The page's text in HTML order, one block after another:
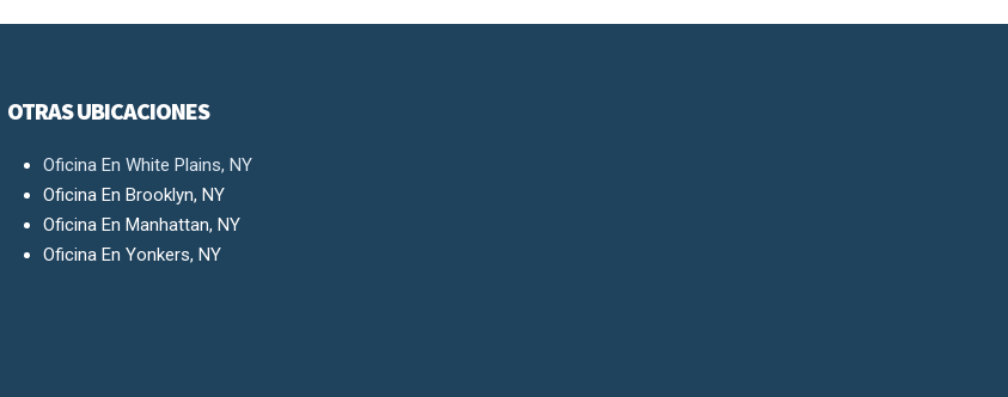
OTRAS UBICACIONES
Oficina En White Plains, NY
Oficina En Brooklyn, NY
Oficina En Manhattan, NY
Oficina En Yonkers, NY